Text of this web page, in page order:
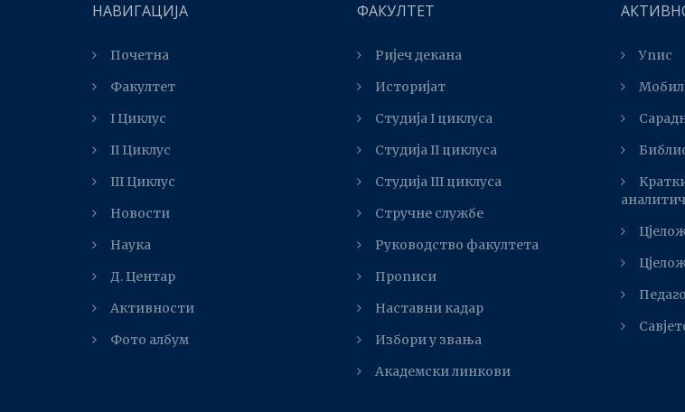
НАВИГАЦИЈА
Почетна
Факултет
I Циклус
II Циклус
III Циклус
Новости
Наука
Д. Центар
Активности
Фото албум
ФАКУЛТЕТ
Ријеч декана
Историјат
Студија I циклуса
Студија II циклуса
Студијa III циклуса
Стручне службе
Руководство факултета
Прописи
Наставни кадар
Избори у звања
Академски линкови
Упис